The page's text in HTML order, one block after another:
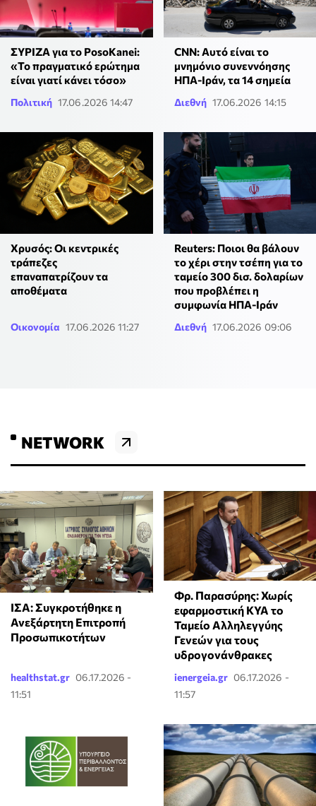
ΣΥΡΙΖΑ για το PosoKanei:
«Το πραγματικό ερώτημα
είναι γιατί κάνει τόσο»
Πολιτική 17.06.2026 14:47
CNN: Αυτό είναι το
μνημόνιο συνεννόησης
ΗΠΑ-Ιράν, τα 14 σημεία
Διεθνή 17.06.2026 14:15
Χρυσός: Οι κεντρικές
τράπεζες
επαναπατρίζουν τα
αποθέματα
Οικονομία 17.06.2026 11:27
Reuters: Ποιοι θα βάλουν
το χέρι στην τσέπη για το
ταμείο 300 δισ. δολαρίων
που προβλέπει η
συμφωνία ΗΠΑ-Ιράν
Διεθνή 17.06.2026 09:06
NETWORK
ΙΣΑ: Συγκροτήθηκε η
Ανεξάρτητη Επιτροπή
Προσωπικοτήτων
healthstat.gr 06.17.2026 -
11:51
Φρ. Παρασύρης: Χωρίς
εφαρμοστική ΚΥΑ το
Ταμείο Αλληλεγγύης
Γενεών για τους
υδρογονάνθρακες
ienergeia.gr 06.17.2026 -
11:57